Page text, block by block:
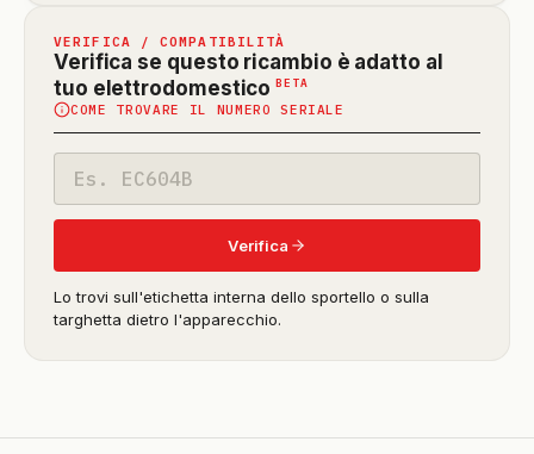
VERIFICA / COMPATIBILITÀ
Verifica se questo ricambio è adatto al
tuo elettrodomestico BETA
in
beta)
COME TROVARE IL NUMERO SERIALE
modello
Verifica
Lo trovi sull'etichetta interna dello sportello o sulla
targhetta dietro l'apparecchio.